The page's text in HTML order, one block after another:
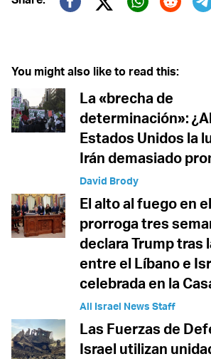
Twitter (X)
You might also like to read this:
La «brecha de
determinación»:
Estados Unidos la
Irán demasiado
David Brody
El alto al fuego en
prorroga tres
declara Trump tras
entre el Líbano e
celebrada en la
All Israel News Staff
Las Fuerzas de
Israel utilizan